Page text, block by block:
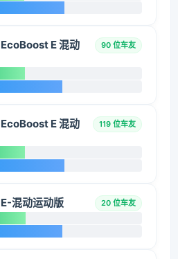
E 混动
90 位车友
E 混动
119 位车友
混动运动版 20 位车友